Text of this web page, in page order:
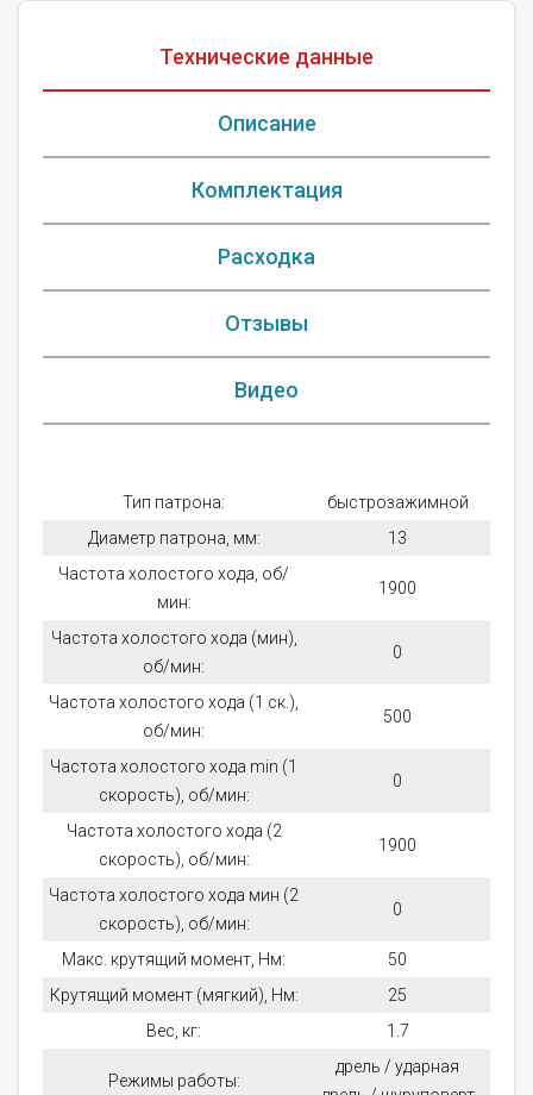
Технические данные
Описание
Комплектация
Расходка
Отзывы
Видео
Тип патрона:
быстрозажимной
Диаметр патрона, мм:
13
Частота холостого хода, об/
мин:
1900
Частота холостого хода (мин),
об/мин:
0
Частота холостого хода (1 ск.),
об/мин:
500
Частота холостого хода min (1
скорость), об/мин:
0
Частота холостого хода (2
скорость), об/мин:
1900
Частота холостого хода мин (2
скорость), об/мин:
0
Макс. крутящий момент, Нм:
50
Крутящий момент (мягкий), Нм:
25
Вес, кг:
1.7
Режимы работы:
дрель / ударная